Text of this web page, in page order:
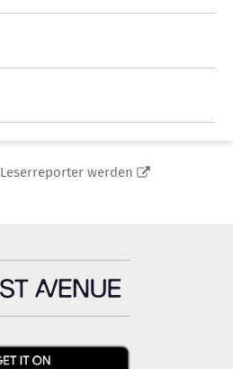
Leserreporter werden